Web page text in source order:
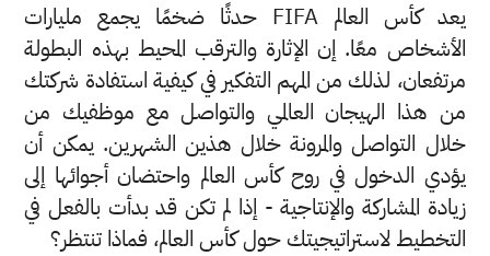
يعد كأس العالم FIFA حدثًا ضخمًا يجمع مليارات
الأشخاص معًا. إن الإثارة والترقب المحيط بهذه البطولة
مرتفعان، لذلك من المهم التفكير في كيفية استفادة شركتك
من هذا الهيجان العالمي والتواصل مع موظفيك من
خلال التواصل والمرونة خلال هذين الشهرين. يمكن أن
يؤدي الدخول في روح كأس العالم واحتضان أجوائها إلى
زيادة المشاركة والإنتاجية - إذا لم تكن قد بدأت بالفعل في
التخطيط لاستراتيجيتك حول كأس العالم، فماذا تنتظر؟